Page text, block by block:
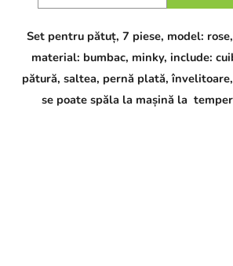
Set pentru pătuț, 7 piese, model:
material: bumbac, minky, include:
pătură, saltea, pernă plată,
se poate spăla la mașină la